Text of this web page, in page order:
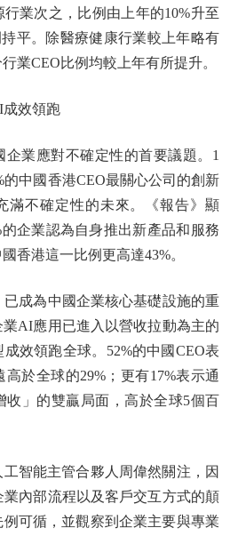
業次之，比例由上年的10%升至
平。除醫療健康行業較上年略有
業CEO比例均較上年有所提升。
效領跑
業應對不確定性的首要議題。1
的中國香港CEO最關心公司的創新
滿不確定性的未來。《報告》顯
企業認為自身推出新產品和服務
香港這一比例更高達43%。
為中國企業核心基礎設施的重
AI應用已進入以營收拉動為主的
效領跑全球。52%的中國CEO表
於全球的29%；更有17%表示通
收」的雙贏局面，高於全球5個百
能主管合夥人周偉然關注，因
內部流程以及客戶交互方式的顛
可循，並觀察到企業主要與專業